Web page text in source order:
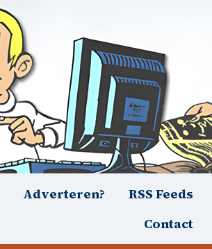
Adverteren?
RSS Feeds
Contact